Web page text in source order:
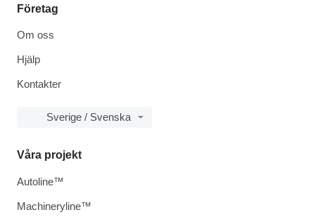
Företag
Om oss
Hjälp
Kontakter
Sverige / Svenska
Våra projekt
Autoline™
Machineryline™